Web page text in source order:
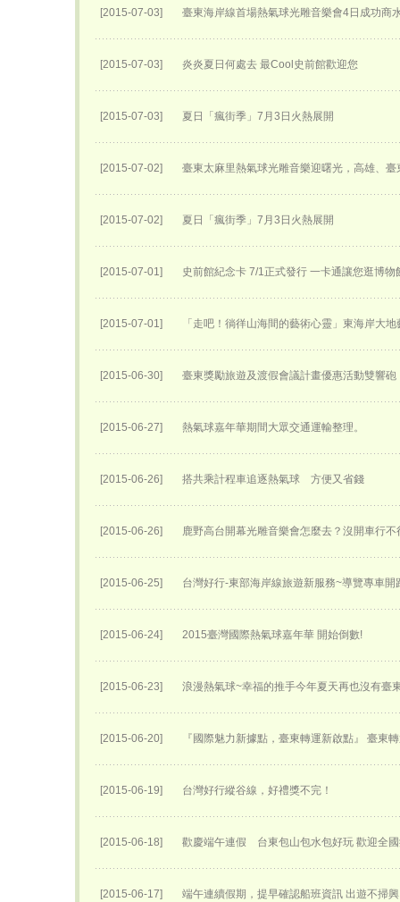
[2015-07-03] 臺東海岸線首場熱氣球光雕音樂會4日成功商
[2015-07-03] 炎炎夏日何處去 最Cool史前館歡迎您
[2015-07-03] 夏日「瘋街季」7月3日火熱展開
[2015-07-02] 臺東太麻里熱氣球光雕音樂迎曙光，高雄、
[2015-07-02] 夏日「瘋街季」7月3日火熱展開
[2015-07-01] 史前館紀念卡 7/1正式發行 一卡通讓您逛博物
[2015-07-01] 「走吧！徜徉山海間的藝術心靈」東海岸大
[2015-06-30] 臺東獎勵旅遊及渡假會議計畫優惠活動雙響砲
[2015-06-27] 熱氣球嘉年華期間大眾交通運輸整理。
[2015-06-26] 搭共乘計程車追逐熱氣球 方便又省錢
[2015-06-26] 鹿野高台開幕光雕音樂會怎麼去？沒開車行不
[2015-06-25] 台灣好行-東部海岸線旅遊新服務~導覽專車開
[2015-06-24] 2015臺灣國際熱氣球嘉年華 開始倒數!
[2015-06-23] 浪漫熱氣球~幸福的推手今年夏天再也沒有臺
[2015-06-20] 『國際魅力新據點，臺東轉運新啟點』 臺東轉
[2015-06-19] 台灣好行縱谷線，好禮獎不完！
[2015-06-18] 歡慶端午連假 台東包山包水包好玩 歡迎全
[2015-06-17] 端午連續假期，提早確認船班資訊 出遊不掃興